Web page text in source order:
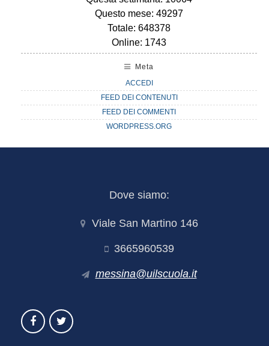
Questo mese: 49297
Totale: 648378
Online: 1743
Meta
ACCEDI
FEED DEI CONTENUTI
FEED DEI COMMENTI
WORDPRESS.ORG
Dove siamo:
Viale San Martino 146
3665960539
messina@uilscuola.it